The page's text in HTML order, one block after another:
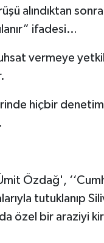
alındıktan
ifadesi…
vermeye
hiçbir
Özdağ',
tutuklanıp
özel bir araziyi